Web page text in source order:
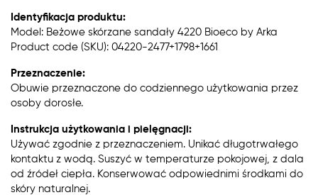
Identyfikacja produktu:
Model: Beżowe skórzane sandały 4220 Bioeco by Arka
Product code (SKU): 04220-2477+1798+1661
Przeznaczenie:
Obuwie przeznaczone do codziennego użytkowania przez
osoby dorosłe.
Instrukcja użytkowania i pielęgnacji:
Używać zgodnie z przeznaczeniem. Unikać długotrwałego
kontaktu z wodą. Suszyć w temperaturze pokojowej, z dala
od źródeł ciepła. Konserwować odpowiednimi środkami do
skóry naturalnej.